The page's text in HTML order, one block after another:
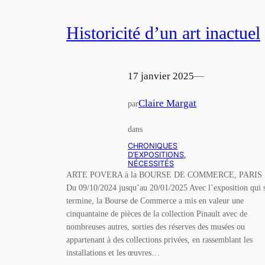
Historicité d’un art inactuel
17 janvier 2025—
parClaire Margat
dans
CHRONIQUES
D’EXPOSITIONS
NÉCESSITÉS
ARTE POVERA à la BOURSE DE COMMERCE, PARIS
Du 09/10/2024 jusqu’au 20/01/2025 Avec l’exposition qui
termine, la Bourse de Commerce a mis en valeur une
cinquantaine de pièces de la collection Pinault avec de
nombreuses autres, sorties des réserves des musées ou
appartenant à des collections privées, en rassemblant les
installations et les œuvres…